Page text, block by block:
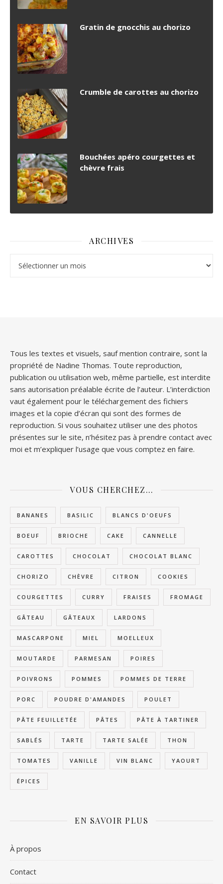
Gratin de gnocchis au chorizo
Crumble de carottes au chorizo
Bouchées apéro courgettes et
chèvre frais
ARCHIVES
Tous les textes et visuels, sauf mention contraire, sont la
propriété de Nadine Thomas. Toute reproduction,
publication ou utilisation web, même partielle, est interdite
sans autorisation préalable écrite de l’auteur. L’interdiction
vaut également pour le téléchargement des fichiers
images et la copie d’écran qui sont des formes de
reproduction. Si vous souhaitez utiliser une des photos
présentes sur le site, n’hésitez pas à prendre contact avec
moi et m’expliquer l’usage que vous comptez en faire.
VOUS CHERCHEZ…
BANANES BASILIC BLANCS D'OEUFS
BOEUF BRIOCHE CAKE CANNELLE
CAROTTES CHOCOLAT CHOCOLAT BLANC
CHORIZO CHÈVRE CITRON COOKIES
COURGETTES CURRY FRAISES FROMAGE
GÂTEAU GÂTEAUX LARDONS
MASCARPONE MIEL MOELLEUX
MOUTARDE PARMESAN POIRES
POIVRONS POMMES POMMES DE TERRE
PORC POUDRE D'AMANDES POULET
PÂTE FEUILLETÉE PÂTES PÂTE À TARTINER
SABLÉS TARTE TARTE SALÉE THON
TOMATES VANILLE VIN BLANC YAOURT
ÉPICES
EN SAVOIR PLUS
À propos
Contact